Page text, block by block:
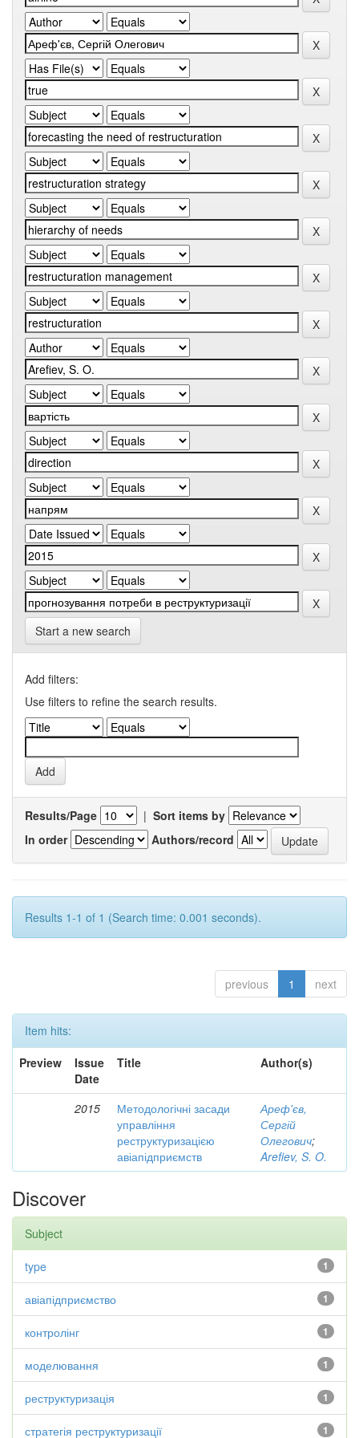
Start a new search
Add filters:
Use filters to refine the search results.
Results/Page | Sort items by
In order
Authors/record
Results 1-1 of 1 (Search time: 0.001 seconds).
previous 1 next
Item hits:
Preview
Issue
Date
Title Author(s)
2015
Методологічні засади
управління
реструктуризацією
авіапідприємств
Ареф'єв,
Сергій
Олегович;
Arefiev, S. O.
Discover
Subject
1
type
1
авіапідприємство
1
контролінг
1
моделювання
1
реструктуризація
1
стратегія реструктуризації